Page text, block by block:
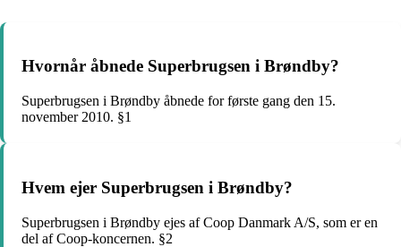
Hvornår åbnede Superbrugsen i Brøndby?
Superbrugsen i Brøndby åbnede for første gang den 15.
november 2010. §1
Hvem ejer Superbrugsen i Brøndby?
Superbrugsen i Brøndby ejes af Coop Danmark A/S, som er en
del af Coop-koncernen. §2